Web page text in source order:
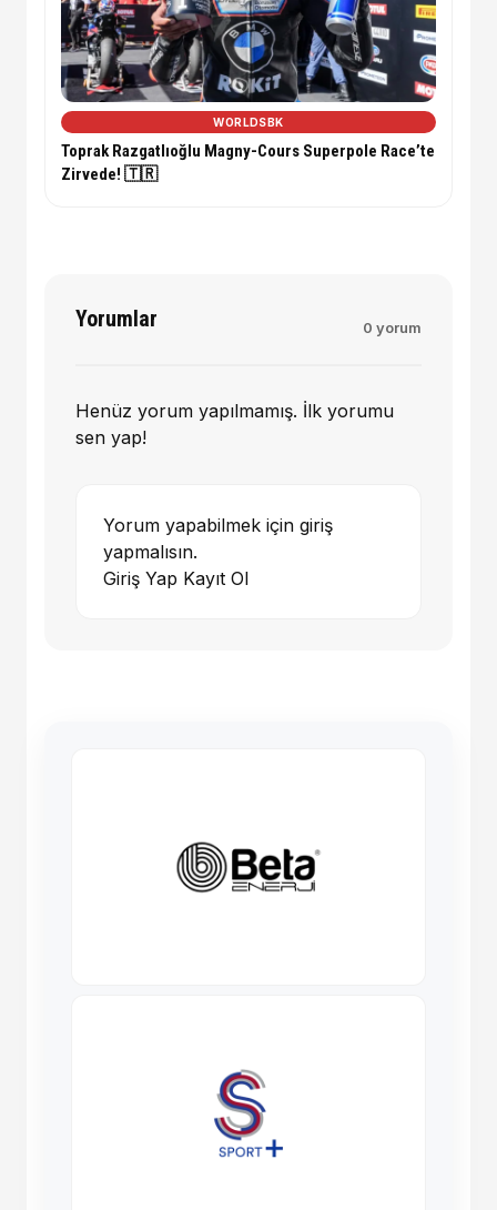
WORLDSBK
Toprak Razgatlıoğlu Magny-Cours Superpole Race’te
Zirvede! 🇹🇷
Yorumlar 0 yorum
Henüz yorum yapılmamış. İlk yorumu
sen yap!
Yorum yapabilmek için giriş
yapmalısın.
Giriş Yap Kayıt Ol